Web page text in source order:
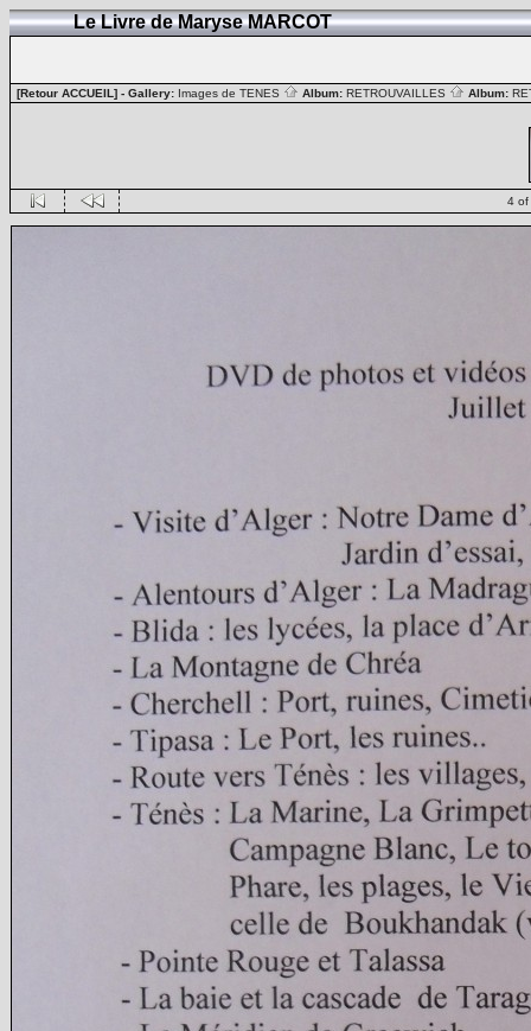
Le Livre de Maryse MARCOT
[Retour ACCUEIL] - Gallery: Images de TENES Album: RETROUVAILLES Album:
4 of